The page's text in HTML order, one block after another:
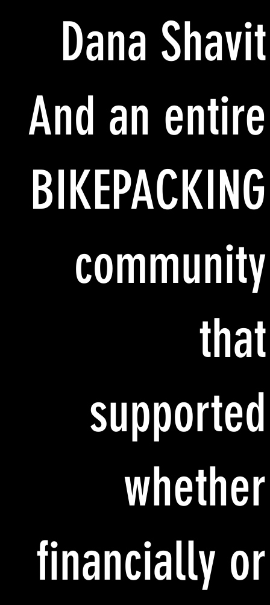
Dana Shavit
And an entire
BIKEPACKING
community
that
supported
whether
financially or